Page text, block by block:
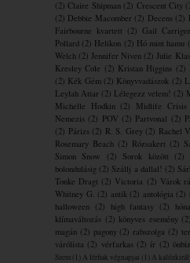
(2) Claire Shipman (2) Crescent City
(2) Debbie Macomber (2) Decens (2)
Fairbourne kvartett (2) Gail Carriger
Pollard (2) Helikon (2) Hó mint hamu
Welch (2) Jennifer Niven (2) Julie
Kresley Cole (2) Kristan Higgins (2)
(2) Kék Gém (2) Könyvvadászok (2)
Leylah Attar (2) Lélegezz velem! (2)
Michelle Hodkin (2) Midlife Crisis
Nemezis (2) POV (2) Partvonal (2)
(2) Párizs (2) R. S. Grey (2) Rachel
Rosemary Beach (2) Rózsakert (2)
Simon Snow
(2) Sorok között (2)
bolondulásig (2) Szállj a dallal! (2)
Tonke Dragt (2) Victoria (2) Várok
Whitney G. (2) antik (2) antológia (2)
halloween (2) high fantasy (2)
klímaváltozás (2) könyves esemény (2)
magán (2) pagony (2) rabszolga (2)
várólista (2) vérfarkas (2) ír (2)
Szem (1) A férfiak végnapjai (1) A